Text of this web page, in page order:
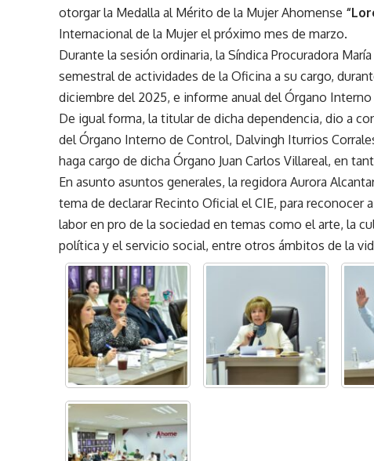
otorgar la Medalla al Mérito de la Mujer Ahomense
Internacional de la Mujer el próximo mes de marzo.
Durante la sesión ordinaria, la Síndica Procuradora
semestral de actividades de la Oficina a su cargo,
diciembre del 2025, e informe anual del Órgano
De igual forma, la titular de dicha dependencia, dio a
del Órgano Interno de Control, Dalvingh Iturrios
haga cargo de dicha Órgano Juan Carlos Villareal, en
En asunto asuntos generales, la regidora Aurora
tema de declarar Recinto Oficial el CIE, para
labor en pro de la sociedad en temas como el arte, la
política y el servicio social, entre otros ámbitos de la